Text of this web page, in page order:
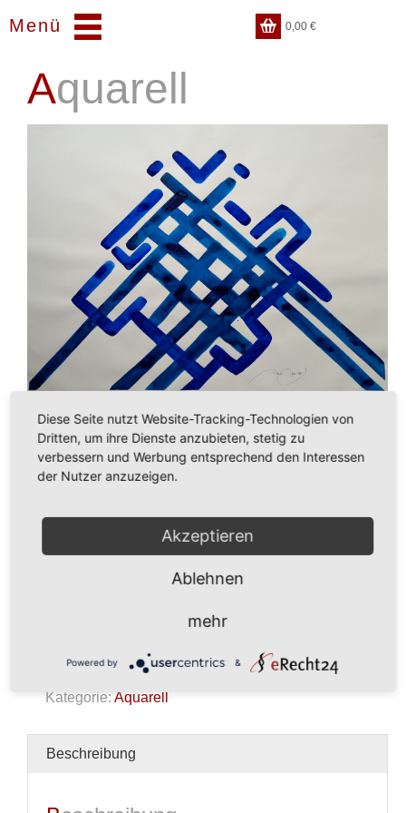
Menü 0,00€
Aquarell
435,00€
In den Warenkorb
Kein Mehrwertsteuerausweis, da Kleinunternehmer nach
§19 (1) UStG.
zzgl.Versandkosten
Kategorie: Aquarell
Beschreibung
Diese Seite nutzt Website-Tracking-Technologien von
Dritten, um ihre Dienste anzubieten, stetig zu
verbessern und Werbung entsprechend den Interessen
der Nutzer anzuzeigen.
Akzeptieren
Ablehnen
mehr
Powered by &